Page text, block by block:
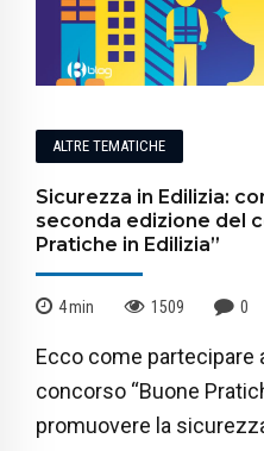
ALTRE TEMATICHE
Sicurezza in Edilizia:
seconda edizione del
Pratiche in Edilizia”
4min 1509 0
Ecco come partecipare
concorso “Buone
promuovere la